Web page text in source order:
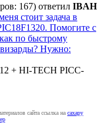
167) ответил IBAH
стоит задача в
Помогите с
по быстрому
Нужно:
+ HI-TECH PICC-
сайта ссылка на caxapу